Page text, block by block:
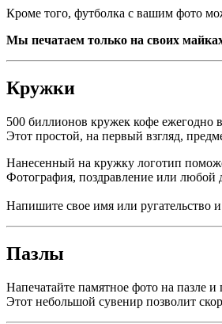
Кроме того, футболка с вашим фото
Мы печатаем только на своих
Кружки
500 биллионов кружек кофе
Этот простой, на первый взгляд,
Нанесенный на кружку логотип
Фотография, поздравление или любой
Напишите свое имя или ругательство
Пазлы
Напечатайте памятное фото на пазле
Этот небольшой сувенир позволит